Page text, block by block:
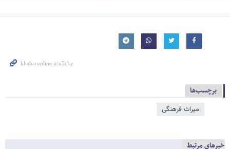
برچسب‌ها
میراث فرهنگی
خبرهای مرتبط